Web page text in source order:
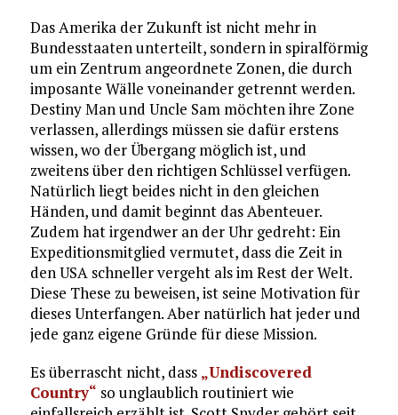
Das Amerika der Zukunft ist nicht mehr in
Bundesstaaten unterteilt, sondern in spiralförmig
um ein Zentrum angeordnete Zonen, die durch
imposante Wälle voneinander getrennt werden.
Destiny Man und Uncle Sam möchten ihre Zone
verlassen, allerdings müssen sie dafür erstens
wissen, wo der Übergang möglich ist, und
zweitens über den richtigen Schlüssel verfügen.
Natürlich liegt beides nicht in den gleichen
Händen, und damit beginnt das Abenteuer.
Zudem hat irgendwer an der Uhr gedreht: Ein
Expeditionsmitglied vermutet, dass die Zeit in
den USA schneller vergeht als im Rest der Welt.
Diese These zu beweisen, ist seine Motivation für
dieses Unterfangen. Aber natürlich hat jeder und
jede ganz eigene Gründe für diese Mission.
Es überrascht nicht, dass „Undiscovered
Country“ so unglaublich routiniert wie